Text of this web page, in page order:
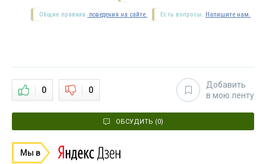
Есть вопросы. Напишите нам.
Общие правила поведения на сайте.
0 0
Добавить
в мою ленту
ОБСУДИТЬ (0)
Мы в